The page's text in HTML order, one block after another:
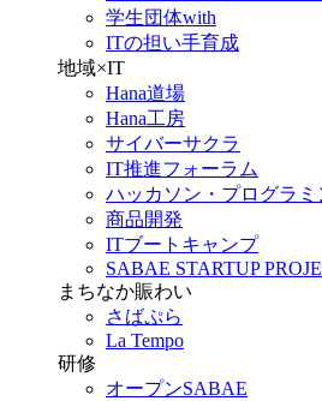
学生団体with
ITの担い手育成
地域×IT
Hana道場
Hana工房
サイバーサクラ
IT推進フォーラム
ハッカソン・プログラミ
商品開発
ITブートキャンプ
SABAE STARTUP
まちなか賑わい
さばぷら
La Tempo
研修
オープンSABAE